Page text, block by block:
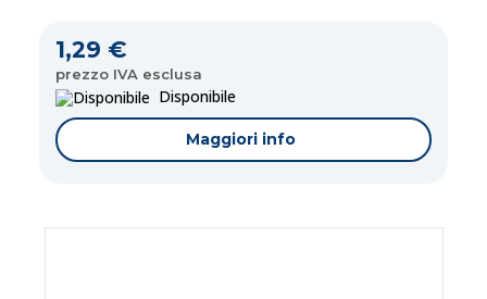
1,29 €
prezzo IVA esclusa
Disponibile
Maggiori info